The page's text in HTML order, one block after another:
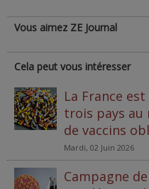
Vous aimez ZE Journal
Cela peut vous intéresser
La France
trois pays au
de vaccins
Mardi, 02 Juin 2026
Campagne